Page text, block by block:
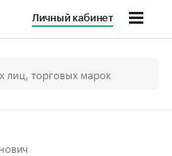
Личный кабинет